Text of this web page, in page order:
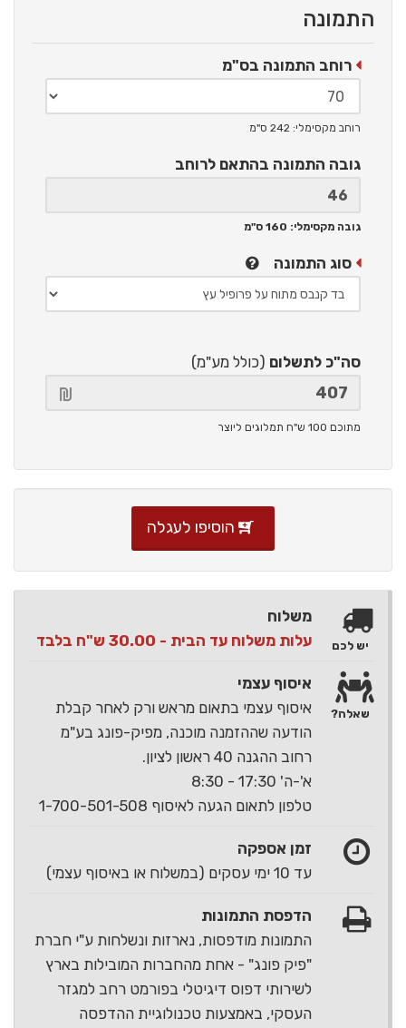
התמונה
רוחב התמונה בס"מ
רוחב מקסימלי: 242 ס"מ
גובה התמונה בהתאם לרוחב
גובה מקסימלי: 160 ס"מ
סוג התמונה
סה"כ לתשלום (כולל מע"מ)
מתוכם 100 ש"ח תמלוגים ליוצר
הוסיפו לעגלה
משלוח
עלות משלוח עד הבית - 30.00 ש"ח בלבד
איסוף עצמי
איסוף עצמי בתאום מראש ורק לאחר קבלת
הודעה שההזמנה מוכנה, מפיק-פונג בע"מ
רחוב ההגנה 40 ראשון לציון.
א'-ה' 17:30 - 8:30
טלפון לתאום הגעה לאיסוף 1-700-501-508
זמן אספקה
עד 10 ימי עסקים (במשלוח או באיסוף עצמי)
הדפסת התמונות
התמונות מודפסות, נארזות ונשלחות ע"י חברת
"פיק פונג" - אחת מהחברות המובילות בארץ
לשירותי דפוס דיגיטלי בפורמט רחב למגזר
העסקי, באמצעות טכנולוגיית ההדפסה
יש לכם
שאלה?